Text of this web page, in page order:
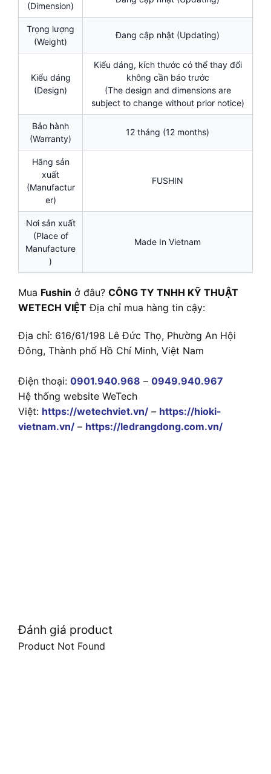
(Dimension)
Trọng lượng
(Weight)
Đang cập nhật (Updating)
Kiểu dáng
(Design)
Kiểu dáng, kích thước có thể thay đổi
không cần báo trước
(The design and dimensions are
subject to change without prior notice)
Bảo hành
(Warranty)
12 tháng (12 months)
Hãng sản
xuất
(Manufactur
er)
FUSHIN
Nơi sản xuất
(Place of
Manufacture
)
Made In Vietnam
Mua Fushin ở đâu? CÔNG TY TNHH KỸ THUẬT
WETECH VIỆT Địa chỉ mua hàng tin cậy:
Địa chỉ: 616/61/198 Lê Đức Thọ, Phường An Hội
Đông, Thành phố Hồ Chí Minh, Việt Nam
Điện thoại: 0901.940.968 – 0949.940.967
Hệ thống website WeTech
Việt: https://wetechviet.vn/ – https://hioki-
vietnam.vn/ – https://ledrangdong.com.vn/
Đánh giá product
Product Not Found